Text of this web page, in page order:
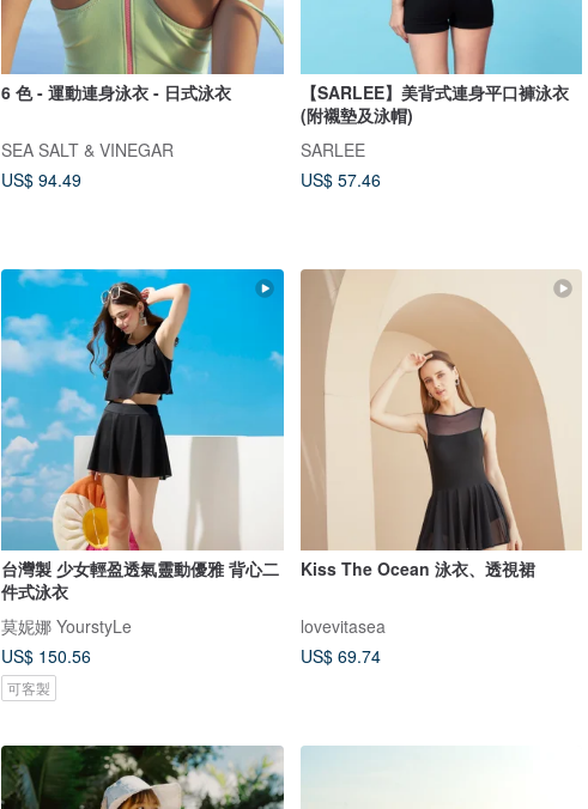
6 色 - 運動連身泳衣 - 日式泳衣
SEA SALT & VINEGAR
US$ 94.49
【SARLEE】美背式連身平口褲泳衣
(附襯墊及泳帽)
SARLEE
US$ 57.46
台灣製 少女輕盈透氣靈動優雅 背心二
件式泳衣
莫妮娜 YourstyLe
US$ 150.56
可客製
Kiss The Ocean 泳衣、透視裙
lovevitasea
US$ 69.74